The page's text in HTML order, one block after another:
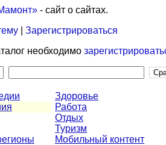
- сайт о сайтах.
| Зарегистрироваться
необходимо
Здоровье
Работа
Отдых
Туризм
Мобильный контент